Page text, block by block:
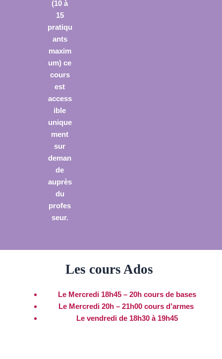
(10 à
15
pratiqu
ants
maxim
um) ce
cours
est
access
ible
unique
ment
sur
deman
de
auprès
du
profes
seur.
Les cours Ados
Le Mercredi 18h45 – 20h cours de bases
Le Mercredi 20h – 21h00 cours d’armes
Le vendredi de 18h30 à 19h45